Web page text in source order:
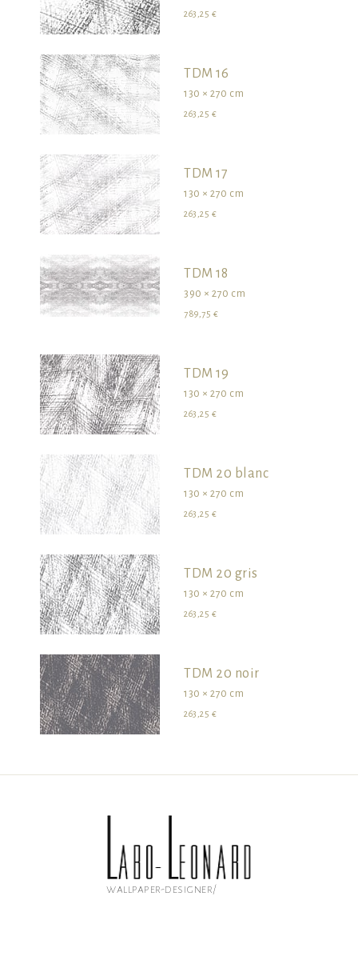
263,25 €
TDM 16
130 × 270 cm
263,25 €
TDM 17
130 × 270 cm
263,25 €
TDM 18
390 × 270 cm
789,75 €
TDM 19
130 × 270 cm
263,25 €
TDM 20 blanc
130 × 270 cm
263,25 €
TDM 20 gris
130 × 270 cm
263,25 €
TDM 20 noir
130 × 270 cm
263,25 €
wallpaper-designer/